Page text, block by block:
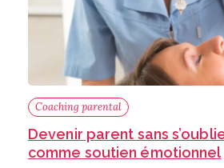
Coaching parental
Devenir parent sans
comme soutien émotionnel